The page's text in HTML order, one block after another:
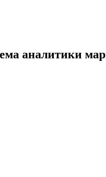
аналитики